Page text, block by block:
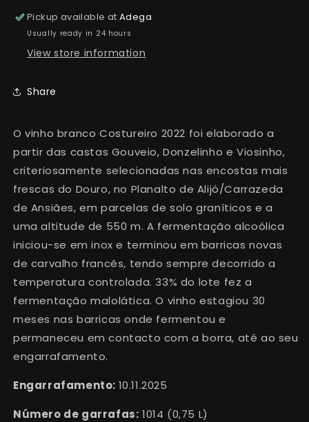
Pickup available atAdega
Usually ready in 24 hours
View store information
Share
O vinho brancoCostureiro 2022 foielaborado a
partir das castas Gouveio, Donzelinho e Viosinho,
criteriosamente selecionadas nas encostas mais
frescas do Douro, no Planalto de Alijó/Carrazeda
de Ansiães,em parcelas de solo graníticos e a
uma altitude de 550 m. A fermentaçãoalcoólica
iniciou-se em inox e terminou em barricas novas
de carvalho francês, tendo sempre decorrido a
temperatura controlada. 33% do lote fez a
fermentação malolática. O vinho estagiou 30
meses nas barricas onde fermentou e
permaneceu em contacto com a borra, até ao seu
engarrafamento.
Engarrafamento: 10.11.2025
Número de garrafas: 1014 (0,75 L)